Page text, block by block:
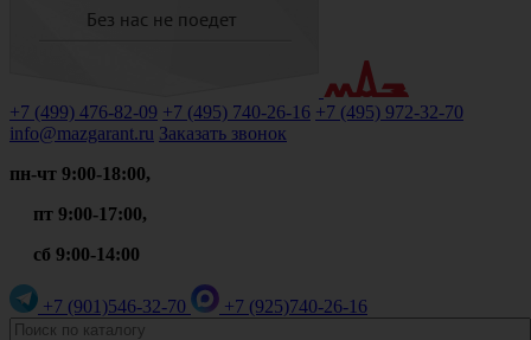
+7 (499) 476-82-09 +7 (495) 740-26-16 +7 (495) 972-32-70
info@mazgarant.ru Заказать звонок
пн-чт 9:00-18:00,
пт 9:00-17:00,
сб 9:00-14:00
+7 (901)546-32-70 +7 (925)740-26-16